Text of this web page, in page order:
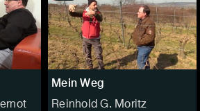
Mein Weg
Reinhold G. Moritz